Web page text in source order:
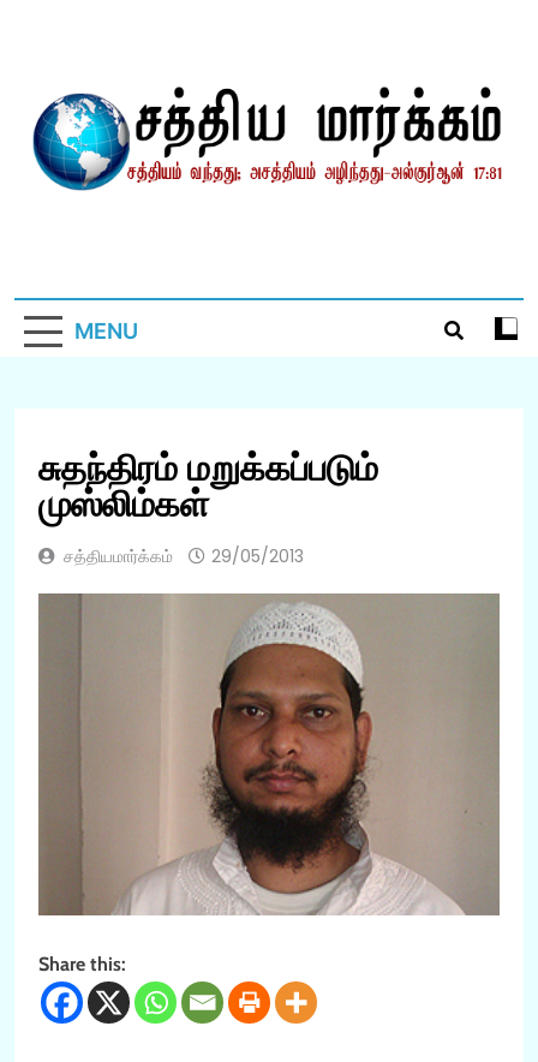
MENU
சுதந்திரம் மறுக்கப்படும்
முஸ்லிம்கள்
சத்தியமார்க்கம் 29/05/2013
Share this: